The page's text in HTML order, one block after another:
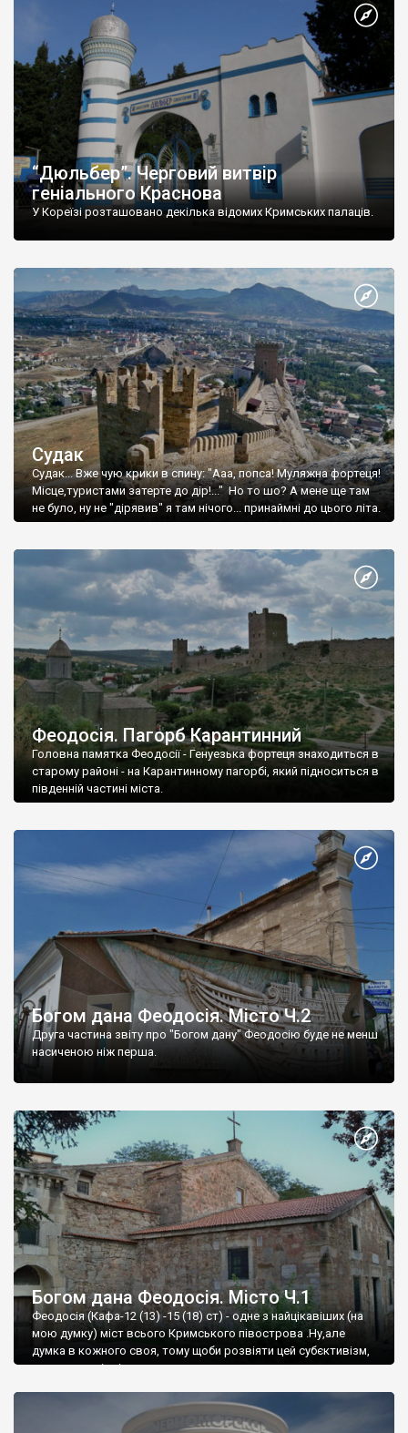
“Дюльбер”. Черговий витвір
геніального Краснова
У Кореїзі розташовано декілька відомих Кримських палаців.
Судак
Судак... Вже чую крики в спину: "Ааа, попса! Муляжна фортеця!
Місце,туристами затерте до дір!..." Но то шо? А мене ще там
не було, ну не "дірявив" я там нічого... принаймні до цього літа.
Феодосія. Пагорб Карантинний
Головна памятка Феодосії - Генуезька фортеця знаходиться в
старому районі - на Карантинному пагорбі, який підноситься в
південній частині міста.
Богом дана Феодосія. Місто Ч.2
Друга частина звіту про "Богом дану" Феодосію буде не менш
насиченою ніж перша.
Богом дана Феодосія. Місто Ч.1
Феодосія (Кафа-12 (13) -15 (18) ст) - одне з найцікавіших (на
мою думку) міст всього Кримського півострова .Ну,але
думка в кожного своя, тому щоби розвіяти цей субєктивізм,
запрошую відвідати це